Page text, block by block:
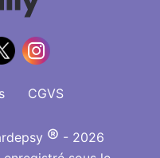
CGVS
® - 2026